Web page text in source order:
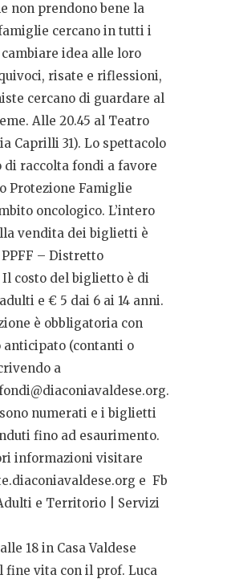
non prendono bene la
cercano in tutti i
idea alle loro
risate e riflessioni,
cercano di guardare al
Alle 20.45 al Teatro
Caprilli 31). Lo spettacolo
di raccolta fondi a favore
Protezione Famiglie
oncologico. L’intero
vendita dei biglietti è
– Distretto
Il costo del biglietto è di
e € 5 dai 6 ai 14 anni.
è obbligatoria con
anticipato (contanti o
a
.
numerati e i biglietti
fino ad esaurimento.
informazioni visitare
e Fb
e Territorio | Servizi
18 in Casa Valdese
fine vita con il prof. Luca